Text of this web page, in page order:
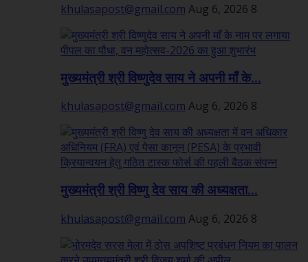
khulasapost@gmail.com Aug 6, 2026 8
मुख्यमंत्री श्री विष्णुदेव साय ने अपनी माँ के...
khulasapost@gmail.com Aug 6, 2026 8
मुख्यमंत्री श्री विष्णु देव साय की अध्यक्षता...
khulasapost@gmail.com Aug 6, 2026 8